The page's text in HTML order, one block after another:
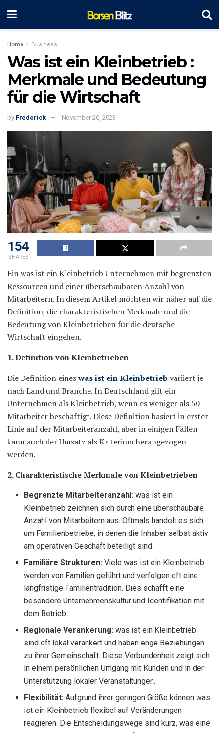
Home Business
Was ist ein Kleinbetrieb :
Merkmale und Bedeutung
für die Wirtschaft
by Frederick November 20, 2023
154
SHARES
Ein was ist ein Kleinbetrieb Unternehmen mit begrenzten
Ressourcen und einer überschaubaren Anzahl von
Mitarbeitern. In diesem Artikel möchten wir näher auf die
Definition, die charakteristischen Merkmale und die
Bedeutung von Kleinbetrieben für die deutsche
Wirtschaft eingehen.
1. Definition von Kleinbetrieben
Die Definition eineswas ist ein Kleinbetrieb variiert je
nach Land und Branche. In Deutschland gilt ein
Unternehmen als Kleinbetrieb, wenn es weniger als 50
Mitarbeiter beschäftigt. Diese Definition basiert in erster
Linie auf der Mitarbeiteranzahl, aber in einigen Fällen
kann auch der Umsatz als Kriterium herangezogen
werden.
2. Charakteristische Merkmale von Kleinbetrieben
Begrenzte Mitarbeiteranzahl: was ist ein
Kleinbetrieb zeichnen sich durch eine überschaubare
Anzahl von Mitarbeitern aus. Oftmals handelt es sich
um Familienbetriebe, in denen die Inhaber selbst aktiv
am operativen Geschäft beteiligt sind.
Familiäre Strukturen: Viele was ist ein Kleinbetrieb
werden von Familien geführt und verfolgen oft eine
langfristige Familientradition. Dies schafft eine
besondere Unternehmenskultur und Identifikation mit
dem Betrieb.
Regionale Verankerung: was ist ein Kleinbetrieb
sind oft lokal verankert und haben enge Beziehungen
zu ihrer Gemeinschaft. Diese Verbundenheit zeigt sich
in einem persönlichen Umgang mit Kunden und in der
Unterstützung lokaler Veranstaltungen.
Flexibilität: Aufgrund ihrer geringen Größe können was
ist ein Kleinbetrieb flexibel auf Veränderungen
reagieren. Die Entscheidungswege sind kurz, was eine